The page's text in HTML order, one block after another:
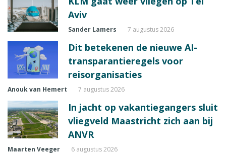
Aviv
Sander Lamers 7 augustus 2026
Dit betekenen de nieuwe AI-
transparantieregels voor
reisorganisaties
Anouk van Hemert 7 augustus 2026
In jacht op vakantiegangers sluit
vliegveld Maastricht zich aan bij
ANVR
Maarten Veeger 6 augustus 2026